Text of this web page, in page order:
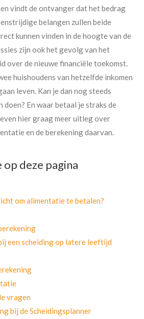
vindt de ontvanger dat het bedrag
belangen zullen beide
kunnen vinden in de hoogte van de
zijn ook het gevolg van het
over de nieuwe financiële toekomst.
huishoudens van hetzelfde inkomen
leven. Kan je dan nog steeds
doen? En waar betaal je straks de
hier graag meer uitleg over
en de berekening daarvan.
deze pagina
om alimentatie te betalen?
een scheiding op latere leeftijd
vragen
bij de Scheidingsplanner